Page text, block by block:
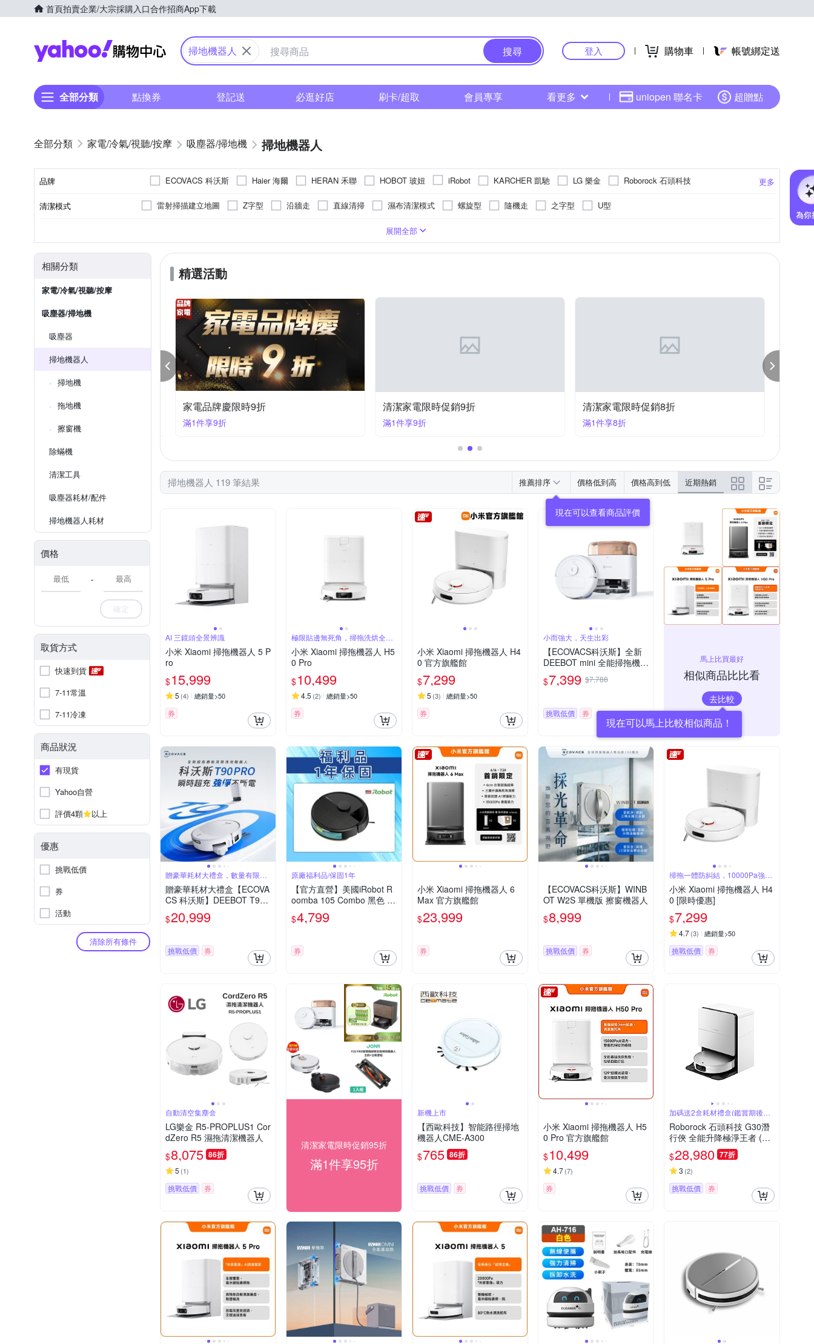
首頁拍賣企業/大宗採購入口合作招商App下載
Yahoo購物中心
掃地機器人 搜尋 登入 購物車 帳號綁定送
全部分類 點換券 登記送 必逛好店 刷卡/超取 會員專享 看更多 uniopen 聯名卡 超贈點
家電/冷氣/視聽/按摩 吸塵器/掃地機 掃地機器人
品牌 更多
ECOVACS 科沃斯 Haier 海爾 HERAN 禾聯 HOBOT 玻妞 iRobot KARCHER 凱馳 LG 樂金
Roborock 石頭科技
THOMSON
Xiaomi 小米 其他品牌
清潔模式 雷射掃描建立地圖 Z字型 沿牆走 直線清掃 濕布清潔模式 螺旋型 隨機走 之字型 U型
220V
展開全部
相關分類
家電/冷氣/視聽/按摩
吸塵器/掃地機
吸塵器
掃地機器人
掃地機
拖地機
擦窗機
除蟎機
清潔工具
吸塵器耗材/配件
掃地機器人耗材
價格
-
確定
取貨方式
快速到貨
7-11常溫
7-11冷凍
商品狀況
有現貨
Yahoo自營
評價4顆
以上
優惠
挑戰低價
券
活動
清除所有條件
精選活動
家電品牌慶限時9折
滿1件享9折
清潔家電限時促銷9折
滿1件享9折
清潔家電限時促銷8折
滿1件享8折
掃地機器人 119 筆結果 推薦排序 價格低到高 價格高到低 近期熱銷
AI 三鏡頭全景辨識
小米 Xiaomi 掃拖機器人 5 P
ro
$15,999
5 (4) 總銷量>50
券
極限貼邊無死角，掃拖洗烘全能
清潔
小米 Xiaomi 掃拖機器人 H5
0 Pro
$10,499
4.5 (2) 總銷量>50
券
小米 Xiaomi 掃拖機器人 H4
0 官方旗艦館
$7,299
5 (3) 總銷量>50
券
小而強大，天生出彩
【ECOVACS科沃斯】全新
DEEBOT mini 全能掃拖機器
人(超小機身/全能基站/毛髮
不纏繞/靜音清潔）
$7,399 $7,788
挑戰低價 券
馬上比買最好
相似商品比比看
去比較
現在可以馬上比較相似商品！
贈豪華耗材大禮盒，數量有限送
完為止
贈豪華耗材大禮盒【ECOVA
CS 科沃斯】DEEBOT T90
PRO 水箱款 超長續航滾筒
洗地機器人(32路增壓滾筒
$20,999
挑戰低價 券
原廠福利品/保固1年
【官方直營】美國iRobot R
oomba 105 Combo 黑色 掃
拖機器人福利品 總代理保固
1+1年
$4,799
券
小米 Xiaomi 掃拖機器人 6
Max 官方旗艦館
$23,999
券
【ECOVACS科沃斯】WINB
OT W2S 單機版 擦窗機器人
$8,999
挑戰低價 券
掃拖一體防糾結，10000Pa強勁
吸塵
小米 Xiaomi 掃拖機器人 H4
0 [限時優惠]
$7,299
4.7(3) 總銷量>50
挑戰低價 券
自動清空集塵盒
LG樂金 R5-PROPLUS1 Cor
dZero R5 濕拖清潔機器人
$8,075 86折
5 (1)
挑戰低價 券
清潔家電限時促銷95折
滿1件享95折
新機上市
【西歐科技】智能路徑掃地
機器人CME-A300
$765 86折
挑戰低價 券
小米 Xiaomi 掃拖機器人 H5
0 Pro 官方旗艦館
$10,499
4.7(7)
券
加碼送2盒耗材禮盒(鑑賞期後寄
出)
Roborock 石頭科技 G30潛
行俠 全能升降極淨王者 (智
慧升降全域LDS/超薄7.98/
聲波恆濕拖地/22000Pa)
$28,980 77折
3 (2)
挑戰低價 券